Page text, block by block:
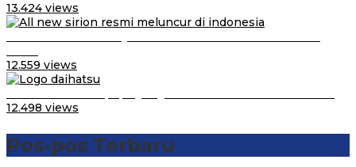
13.424 views
12.559 views
12.498 views
Pos-pos Terbaru